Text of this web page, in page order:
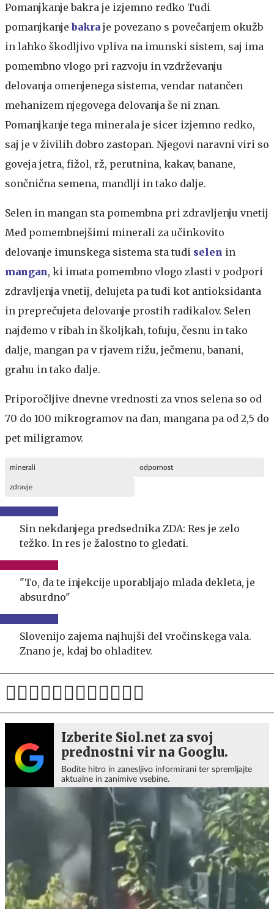
Pomanjkanje bakra je izjemno redko Tudi
pomanjkanje bakra je povezano s povečanjem okužb
in lahko škodljivo vpliva na imunski sistem, saj ima
pomembno vlogo pri razvoju in vzdrževanju
delovanja omenjenega sistema, vendar natančen
mehanizem njegovega delovanja še ni znan.
Pomanjkanje tega minerala je sicer izjemno redko,
saj je v živilih dobro zastopan. Njegovi naravni viri so
goveja jetra, fižol, rž, perutnina, kakav, banane,
sončnična semena, mandlji in tako dalje.
Selen in mangan sta pomembna pri zdravljenju vnetij
Med pomembnejšimi minerali za učinkovito
delovanje imunskega sistema sta tudi selen in
mangan, ki imata pomembno vlogo zlasti v podpori
zdravljenja vnetij, delujeta pa tudi kot antioksidanta
in preprečujeta delovanje prostih radikalov. Selen
najdemo v ribah in školjkah, tofuju, česnu in tako
dalje, mangan pa v rjavem rižu, ječmenu, banani,
grahu in tako dalje.
Priporočljive dnevne vrednosti za vnos selena so od
70 do 100 mikrogramov na dan, mangana pa od 2,5 do
pet miligramov.
minerali odpornost
zdravje
Sin nekdanjega predsednika ZDA: Res je zelo
težko. In res je žalostno to gledati.
"To, da te injekcije uporabljajo mlada dekleta, je
absurdno"
Slovenijo zajema najhujši del vročinskega vala.
Znano je, kdaj bo ohladitev.
Izberite Siol.net za svoj
prednostni vir na Googlu.
Bodite hitro in zanesljivo informirani ter spremljajte
aktualne in zanimive vsebine.